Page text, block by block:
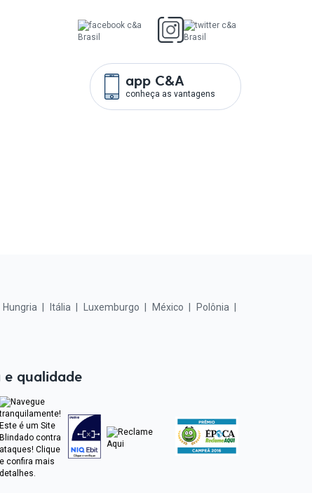
app C&A
conheça as vantagens
Hungria Itália Luxemburgo México
Polônia
e qualidade